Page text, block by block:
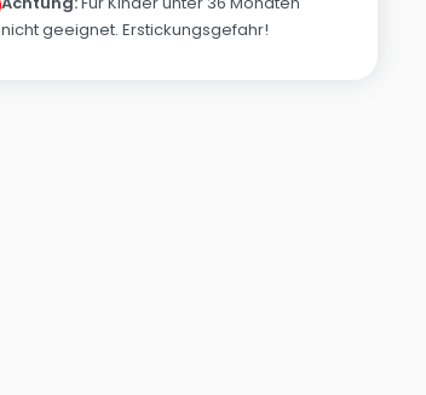
nicht geeignet. Erstickungsgefahr!